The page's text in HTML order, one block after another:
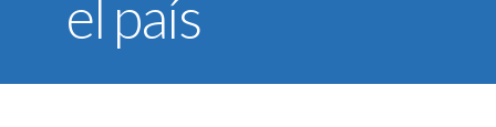
Biblioteca U.C.B.
Himno U.C.B.
ONRES U.C.B.
el país